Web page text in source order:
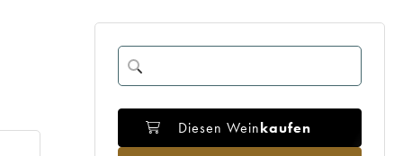
Diesen Weinkaufen